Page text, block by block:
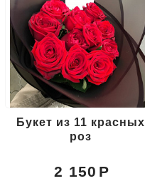
Букет из 11 красных
роз
2 150